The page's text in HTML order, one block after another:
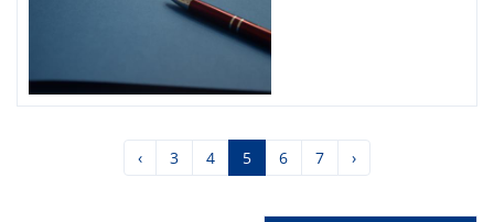
Pagina
anterioară
‹ Pagina
3 Pagina
4
Pagina
curentă
5 Pagina
6 Pagina
7
Pagina
următoare
›